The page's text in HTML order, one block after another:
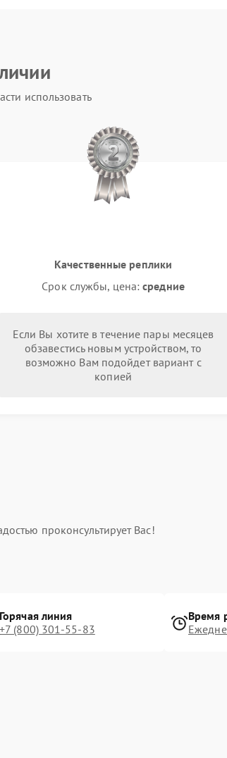
использовать
Качественные реплики
Срок службы, цена:средние
Если Вы хотите в течение пары месяцев
обзавестись новым устройством, то
возможно Вам подойдет вариант с
копией
проконсультирует Вас!
Горячая линия
+7 (800) 301-55-83
Время